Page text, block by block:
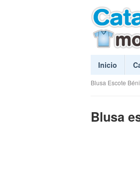
Inicio
Blusa Escote
Blusa